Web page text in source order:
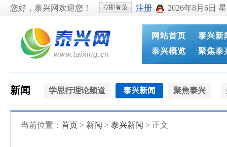
您好，泰兴网欢迎您！ 注册 2026年8月6日
网站首页
泰兴概览
泰兴新
聚焦泰
新闻 学思行理论频道 泰兴新闻 聚焦泰兴
当前位置： 首页 > 新闻 > 泰兴新闻 > 正文